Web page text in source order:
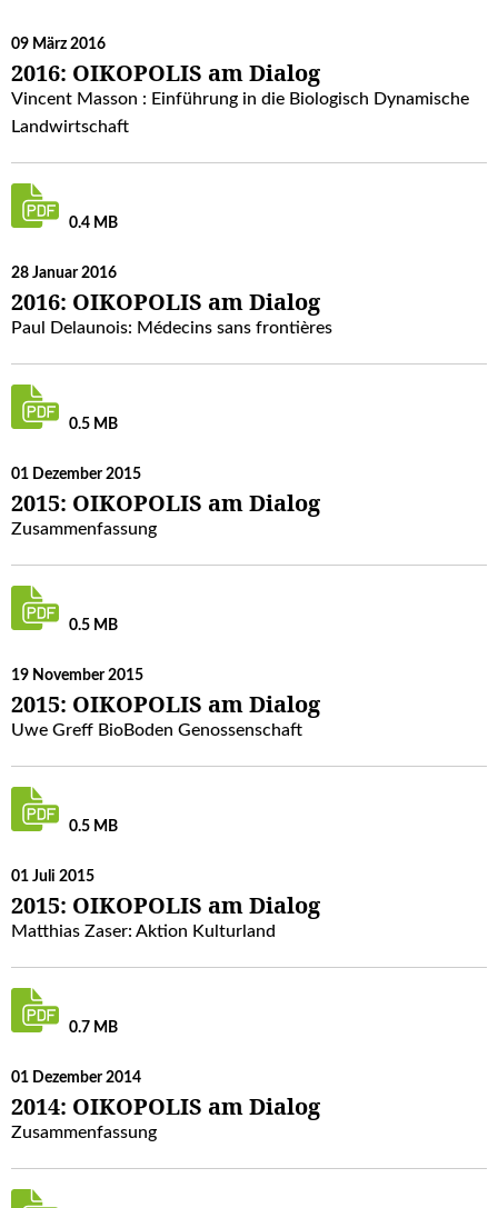
09 März 2016
2016: OIKOPOLIS am Dialog
Vincent Masson : Einführung in die Biologisch Dynamische
Landwirtschaft
0.4 MB
28 Januar 2016
2016: OIKOPOLIS am Dialog
Paul Delaunois: Médecins sans frontières
0.5 MB
01 Dezember 2015
2015: OIKOPOLIS am Dialog
Zusammenfassung
0.5 MB
19 November 2015
2015: OIKOPOLIS am Dialog
Uwe Greff BioBoden Genossenschaft
0.5 MB
01 Juli 2015
2015: OIKOPOLIS am Dialog
Matthias Zaser: Aktion Kulturland
0.7 MB
01 Dezember 2014
2014: OIKOPOLIS am Dialog
Zusammenfassung